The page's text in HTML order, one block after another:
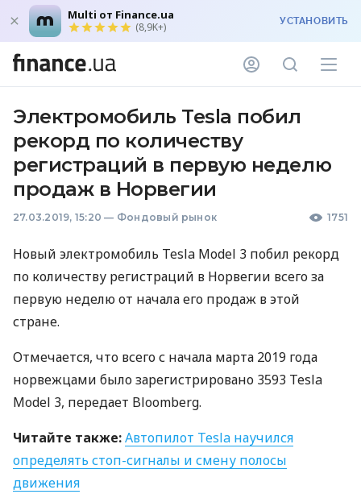
Multi от Finance.ua
(8,9K+) УСТАНОВИТЬ
Электромобиль Tesla побил
рекорд по количеству
регистраций в первую неделю
продаж в Норвегии
27.03.2019, 15:20 — Фондовый рынок 1751
Новый электромобиль Tesla Model 3 побил рекорд
по количеству регистраций в Норвегии всего за
первую неделю от начала его продаж в этой
стране.
Отмечается, что всего с начала марта 2019 года
норвежцами было зарегистрировано 3593 Tesla
Model 3, передает Bloomberg.
Читайте также:Автопилот Tesla научился
определять стоп-сигналы и смену полосы
движения